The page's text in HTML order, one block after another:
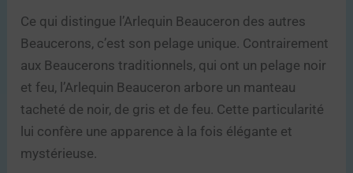
Ce qui distingue l’Arlequin Beauceron des autres
Beaucerons, c’est son pelage unique. Contrairement
aux Beaucerons traditionnels, qui ont un pelage noir
et feu, l’Arlequin Beauceron arbore un manteau
tacheté de noir, de gris et de feu. Cette particularité
lui confère une apparence à la fois élégante et
mystérieuse.